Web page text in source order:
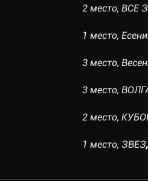
2 место, ВСЕ
1 место,
3 место,
3 место,
2 место,
1 место,